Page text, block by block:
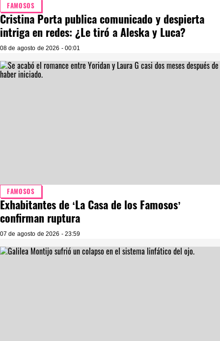
FAMOSOS
Cristina Porta publica comunicado y despierta
intriga en redes: ¿Le tiró a Aleska y Luca?
08 de agosto de 2026 - 00:01
FAMOSOS
Exhabitantes de ‘La Casa de los Famosos’
confirman ruptura
07 de agosto de 2026 - 23:59